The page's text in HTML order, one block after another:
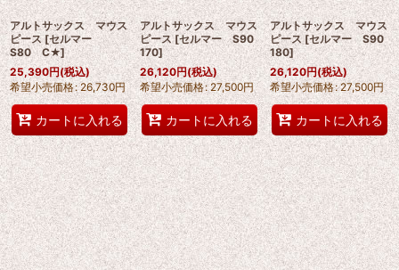
アルトサックス マウス
ピース [セルマー
S80 C★]
25,390円(税込)
希望小売価格: 26,730円
カートに入れる
アルトサックス マウス
ピース [セルマー S90
170]
26,120円(税込)
希望小売価格: 27,500円
カートに入れる
アルトサックス マウス
ピース [セルマー S90
180]
26,120円(税込)
希望小売価格: 27,500円
カートに入れる